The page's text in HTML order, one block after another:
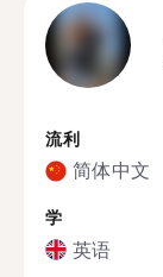
流利
简体中文
学
英语